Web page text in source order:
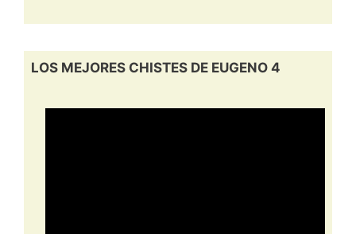
LOS MEJORES CHISTES DE EUGENO 4